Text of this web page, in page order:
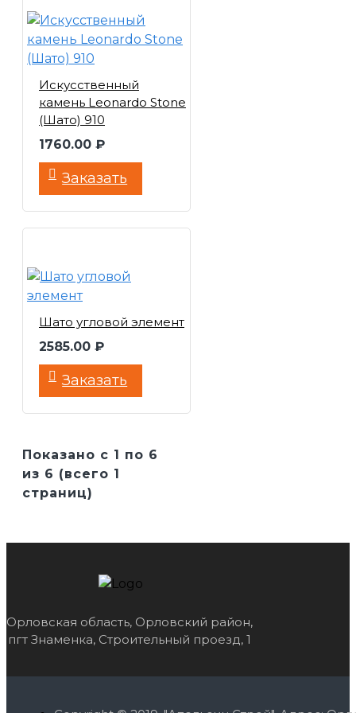
Искусственный
камень Leonardo Stone
(Шато) 910
1760.00 ₽
Заказать
Шато угловой элемент
2585.00 ₽
Заказать
Показано с 1 по 6
из 6 (всего 1
страниц)
Орловская область, Орловский район,
пгт Знаменка, Строительный проезд, 1